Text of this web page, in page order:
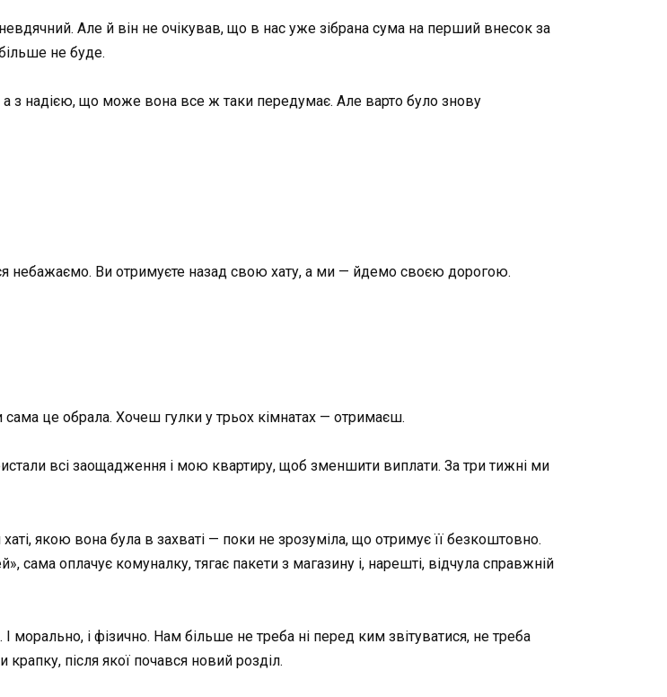
Але й він не очікував, що в нас уже зібрана сума на перший внесок за
не буде.
з надією, що може вона все ж таки передумає. Але варто було знову
небажаємо. Ви отримуєте назад свою хату, а ми — йдемо своєю дорогою.
це обрала. Хочеш гулки у трьох кімнатах — отримаєш.
всі заощадження і мою квартиру, щоб зменшити виплати. За три тижні ми
якою вона була в захваті — поки не зрозуміла, що отримує її безкоштовно.
сама оплачує комуналку, тягає пакети з магазину і, нарешті, відчула справжній
морально, і фізично. Нам більше не треба ні перед ким звітуватися, не треба
після якої почався новий розділ.